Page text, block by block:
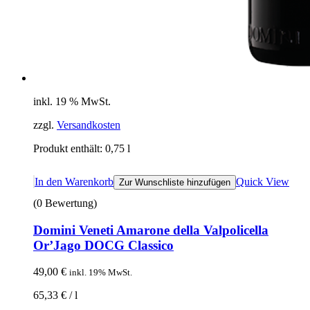
inkl. 19 % MwSt.
zzgl. Versandkosten
Produkt enthält: 0,75 l
In den Warenkorb Zur Wunschliste hinzufügen Quick View
(0 Bewertung)
Domini Veneti Amarone della Valpolicella
Or’Jago DOCG Classico
49,00 € inkl. 19% MwSt.
65,33 € /l